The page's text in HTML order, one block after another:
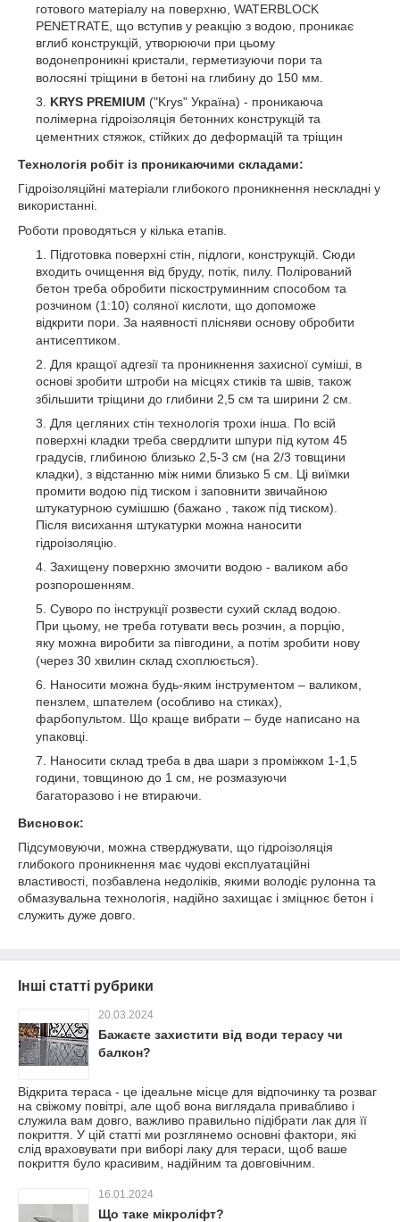
готового матеріалу на поверхню, WATERBLOCK
PENETRATE, що вступив у реакцію з водою, проникає
вглиб конструкцій, утворюючи при цьому
водонепроникні кристали, герметизуючи пори та
волосяні тріщини в бетоні на глибину до 150 мм.
KRYS PREMIUM ("Krys" Україна) - проникаюча
полімерна гідроізоляція бетонних конструкцій та
цементних стяжок, стійких до деформацій та тріщин
Технологія робіт із проникаючими складами:
Гідроізоляційні матеріали глибокого проникнення нескладні у
використанні.
Роботи проводяться у кілька етапів.
Підготовка поверхні стін, підлоги, конструкцій. Сюди
входить очищення від бруду, потік, пилу. Полірований
бетон треба обробити піскоструминним способом та
розчином (1:10) соляної кислоти, що допоможе
відкрити пори. За наявності плісняви основу обробити
антисептиком.
Для кращої адгезії та проникнення захисної суміші, в
основі зробити штроби на місцях стиків та швів, також
збільшити тріщини до глибини 2,5 см та ширини 2 см.
Для цегляних стін технологія трохи інша.
По всій
поверхні кладки треба свердлити шпури під кутом 45
градусів, глибиною близько 2,5-3 см (на 2/3 товщини
кладки), з відстанню між ними близько 5 см. Ці виїмки
промити водою під тиском і заповнити звичайною
штукатурною сумішшю (бажано
, також під тиском).
Після висихання штукатурки можна наносити
гідроізоляцію.
Захищену поверхню змочити водою - валиком або
розпорошенням.
Суворо по інструкції розвести сухий склад водою.
При цьому, не треба готувати весь розчин, а порцію,
яку можна виробити за півгодини, а потім зробити нову
(через 30 хвилин склад схоплюється).
Наносити можна будь-яким інструментом – валиком,
пензлем, шпателем (особливо на стиках),
фарбопультом.
Що краще вибрати – буде написано на
упаковці.
Наносити склад треба в два шари з проміжком 1-1,5
години, товщиною до 1 см, не розмазуючи
багаторазово і не втираючи.
Висновок:
Підсумовуючи, можна стверджувати, що гідроізоляція
глибокого проникнення має чудові експлуатаційні
властивості, позбавлена недоліків, якими володіє рулонна та
обмазувальна технологія, надійно захищає і зміцнює бетон і
служить дуже довго.
Інші статті рубрики
20.03.2024
Бажаєте захистити від води терасу чи
балкон?
Відкрита тераса - це ідеальне місце для відпочинку та розваг
на свіжому повітрі, але щоб вона виглядала привабливо і
служила вам довго, важливо правильно підібрати лак для її
покриття. У цій статті ми розглянемо основні фактори, які
слід враховувати при виборі лаку для тераси, щоб ваше
покриття було красивим, надійним та довговічним.
16.01.2024
Що таке мікроліфт?